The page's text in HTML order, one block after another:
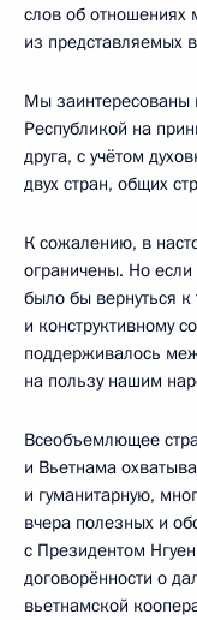
слов об
из представляемых
Мы заинтересованы
Республикой на
друга, с учётом
двух стран, общих
К сожалению, в
ограничены. Но
было бы вернуться
и конструктивному
поддерживалось
на пользу нашим
Всеобъемлющее
и Вьетнама
и гуманитарную,
вчера полезных и
с Президентом
договорённости о
вьетнамской